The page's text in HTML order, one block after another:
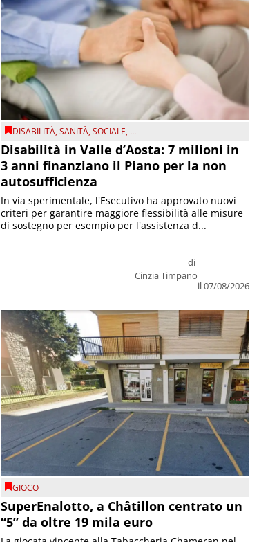
DISABILITÀ,SANITÀ,SOCIALE, ...
Disabilità in Valle d’Aosta: 7 milioni in
3 anni finanziano il Piano per la non
autosufficienza
di
Cinzia Timpano
il 07/08/2026
In via sperimentale, l'Esecutivo ha approvato nuovi
criteri per garantire maggiore flessibilità alle misure
di sostegno per esempio per l'assistenza d...
GIOCO
SuperEnalotto, a Châtillon centrato un
“5” da oltre 19 mila euro